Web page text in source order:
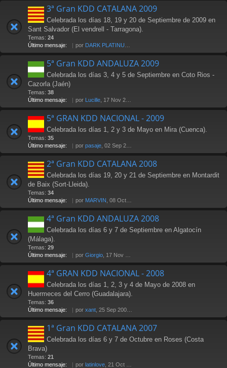
3ª Gran KDD CATALANA 2009
Celebrada los días 18, 19 y 20 de Septiembre de 2009 en
Sant Salvador (El vendrell - Tarragona).
Temas: 24
Último mensaje:
por DARK PLATINUM
5ª Gran KDD ANDALUZA 2009
Celebrada los días 3, 4 y 5 de Septiembre en Coto Rios -
Cazorla (Jaén)
Temas: 38
Último mensaje:
por Lucille , 17 Nov 2009 18:20
5ª GRAN KDD NACIONAL - 2009
Celebrada los días 1, 2 y 3 de Mayo en Mira (Cuenca).
Temas: 35
Último mensaje:
por pasaje , 02 Sep 2010 16:44
2ª Gran KDD CATALANA 2008
Celebrada los días 19, 20 y 21 de Septiembre en Montardit
de Baix (Sort-Lleida).
Temas: 34
Último mensaje:
por MARVIN , 08 Oct 2008 09:59
4ª Gran KDD ANDALUZA 2008
Celebrada los días 6 y 7 de Septiembre en Algatocín
(Málaga).
Temas: 29
Último mensaje:
por Giorgio , 17 Nov 2009 22:01
4ª GRAN KDD NACIONAL - 2008
Celebrada los días 1, 2, 3 y 4 de Mayo de 2008 en
Huermeces del Cerro (Guadalajara).
Temas: 36
Último mensaje:
por xant , 25 Sep 2008 11:02
1ª Gran KDD CATALANA 2007
Celebrada los días 6 y 7 de Octubre en Roses (Costa
Brava)
Temas: 21
Último mensaje:
por latinlove , 21 Oct 2007 20:28